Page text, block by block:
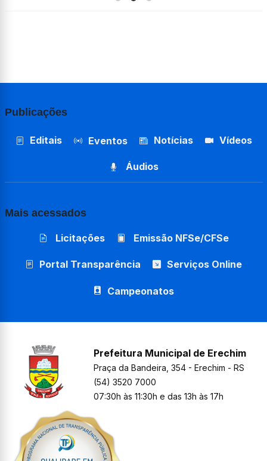
Publicações
Editais Eventos Notícias Vídeos
Áudios
Mais acessados
Licitações Emissão NFSe/CFSe
Portal Transparência Serviços Online
Campeonatos
Prefeitura Municipal de Erechim
Praça da Bandeira, 354 - Erechim - RS
(54) 3520 7000
07:30h às 11:30h e das 13h às 17h